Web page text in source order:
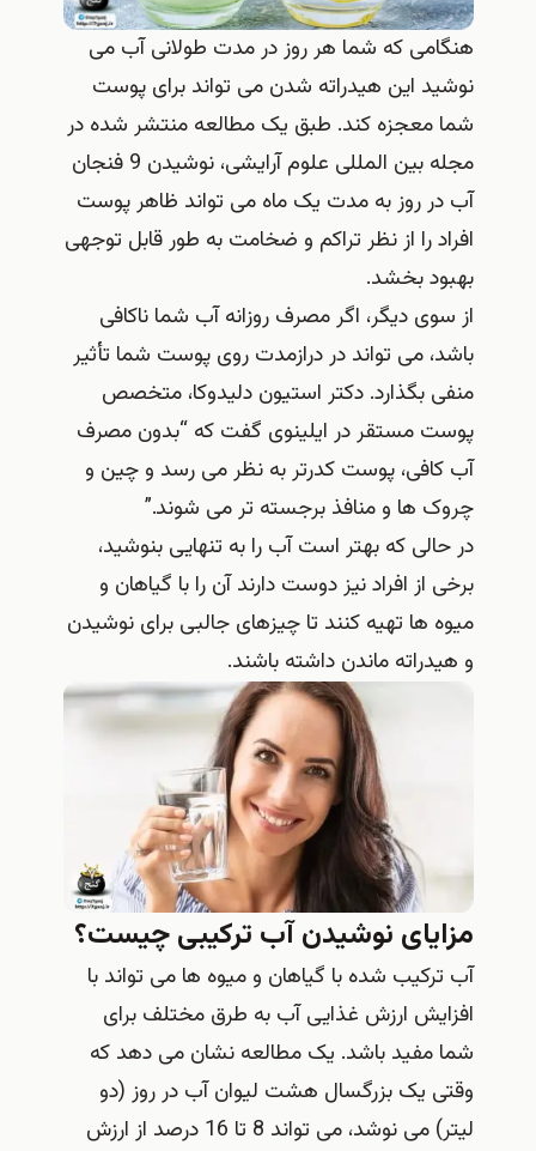
هنگامی که شما هر روز در مدت طولانی آب می
نوشید این هیدراته شدن می تواند برای پوست
شما معجزه کند. طبق یک مطالعه منتشر شده در
مجله بین المللی علوم آرایشی، نوشیدن 9 فنجان
آب در روز به مدت یک ماه می تواند ظاهر پوست
افراد را از نظر تراکم و ضخامت به طور قابل توجهی
بهبود بخشد.
از سوی دیگر، اگر مصرف روزانه آب شما ناکافی
باشد، می تواند در درازمدت روی پوست شما تأثیر
منفی بگذارد. دکتر استیون دلیدوکا، متخصص
پوست مستقر در ایلینوی گفت که “بدون مصرف
آب کافی، پوست کدرتر به نظر می رسد و چین و
چروک ها و منافذ برجسته تر می شوند.”
در حالی که بهتر است آب را به تنهایی بنوشید،
برخی از افراد نیز دوست دارند آن را با گیاهان و
میوه ها تهیه کنند تا چیزهای جالبی برای نوشیدن
و هیدراته ماندن داشته باشند.
مزایای نوشیدن آب ترکیبی چیست؟
آب ترکیب شده با گیاهان و میوه ها می تواند با
افزایش ارزش غذایی آب به طرق مختلف برای
شما مفید باشد. یک مطالعه نشان می دهد که
وقتی یک بزرگسال هشت لیوان آب در روز (دو
لیتر) می نوشد، می تواند 8 تا 16 درصد از ارزش